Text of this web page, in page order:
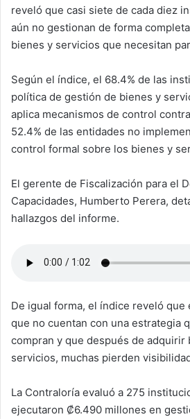
reveló que casi siete de cada diez
aún no gestionan de forma
bienes y servicios que necesitan
Según el índice, el 68.4% de las
política de gestión de bienes y
aplica mecanismos de control
52.4% de las entidades no
control formal sobre los bienes y
El gerente de Fiscalización para el
Capacidades, Humberto Perera,
hallazgos del informe.
De igual forma, el índice reveló
que no cuentan con una estrategia
compran y que después de adquirir
servicios, muchas pierden
La Contraloría evaluó a 275
ejecutaron ₡6.490 millones en